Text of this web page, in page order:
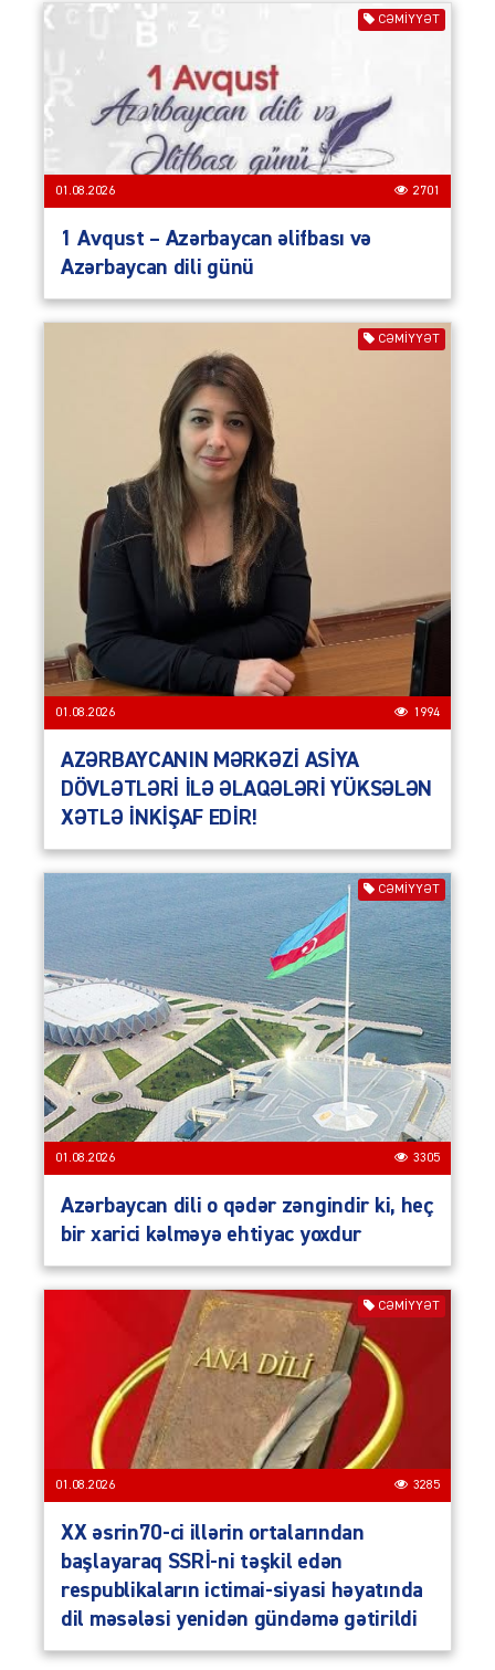
CƏMIYYƏT
01.08.2026 2701
1 Avqust – Azərbaycan əlifbası və
Azərbaycan dili günü
CƏMIYYƏT
01.08.2026 1994
AZƏRBAYCANIN MƏRKƏZİ ASİYA
DÖVLƏTLƏRİ İLƏ ƏLAQƏLƏRİ YÜKSƏLƏN
XƏTLƏ İNKİŞAF EDİR!
CƏMIYYƏT
01.08.2026 3305
Azərbaycan dili o qədər zəngindir ki, heç
bir xarici kəlməyə ehtiyac yoxdur
CƏMIYYƏT
01.08.2026 3285
XX əsrin70-ci illərin ortalarından
başlayaraq SSRİ-ni təşkil edən
respublikaların ictimai-siyasi həyatında
dil məsələsi yenidən gündəmə gətirildi